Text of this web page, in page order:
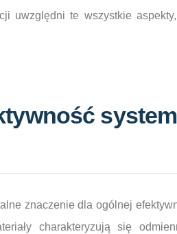
uwzględni te wszystkie
znaczenie dla ogólnej
charakteryzują się